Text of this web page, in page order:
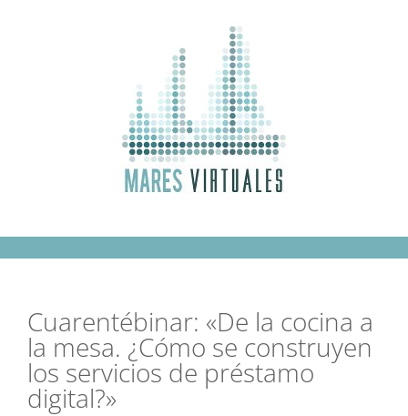
Cuarentébinar: «De la cocina a
la mesa. ¿Cómo se construyen
los servicios de préstamo
digital?»